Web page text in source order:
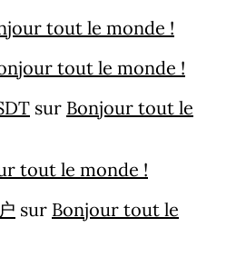
tout le monde !
tout le monde !
sur Bonjour tout le
tout le monde !
sur Bonjour tout le